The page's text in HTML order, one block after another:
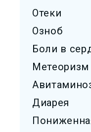
Отеки
Озноб
Боли в
Метеоризм
Диарея